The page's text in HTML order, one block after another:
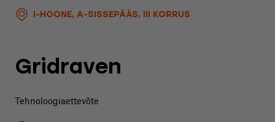
I-HOONE, A-SISSEPÄÄS, III KORRUS
Gridraven
Tehnoloogiaettevõte